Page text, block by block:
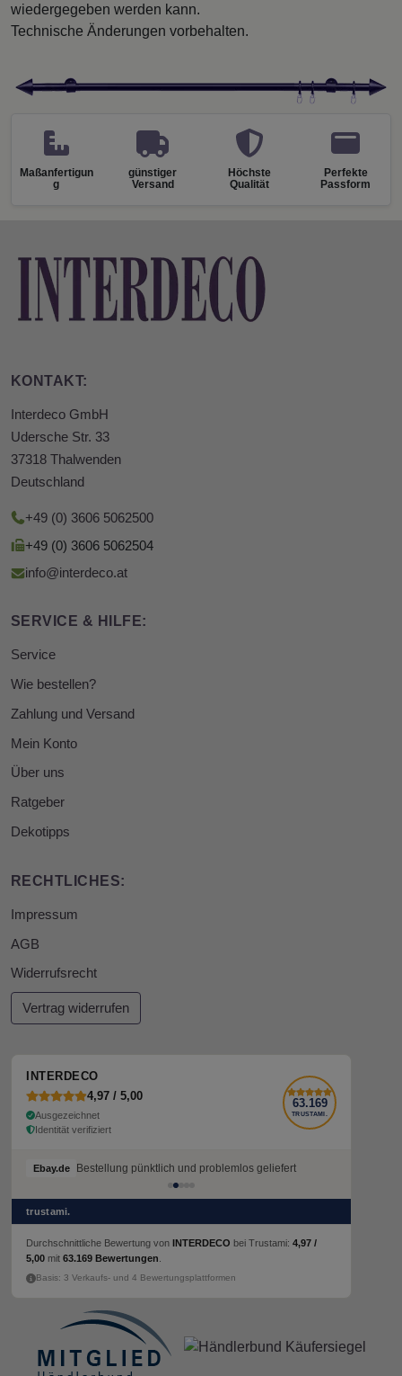
wiedergegeben werden kann.
Technische Änderungen vorbehalten.
Maßanfertigun
g
günstiger
Versand
Höchste
Qualität
Perfekte
Passform
KONTAKT:
Interdeco GmbH
Udersche Str. 33
37318 Thalwenden
Deutschland
+49 (0) 3606 5062500
+49 (0) 3606 5062504
info@interdeco.at
SERVICE & HILFE:
Service
Wie bestellen?
Zahlung und Versand
Mein Konto
Über uns
Ratgeber
Dekotipps
RECHTLICHES:
Impressum
AGB
Widerrufsrecht
Vertrag widerrufen
INTERDECO
4,97 / 5,00
Ausgezeichnet
Identität verifiziert
63.169
TRUSTAMI.
Ebay.de Bestellung pünktlich und problemlos geliefert
trustami.
Durchschnittliche Bewertung von INTERDECO bei Trustami: 4,97 /
5,00 mit 63.169 Bewertungen
Basis: 3 Verkaufs- und 4 Bewertungsplattformen